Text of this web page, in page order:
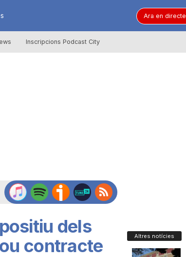
Ara en directe
Inscripcions Podcast City
dels
contracte
Altres notícies